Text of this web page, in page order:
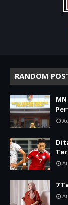
RANDOM
7